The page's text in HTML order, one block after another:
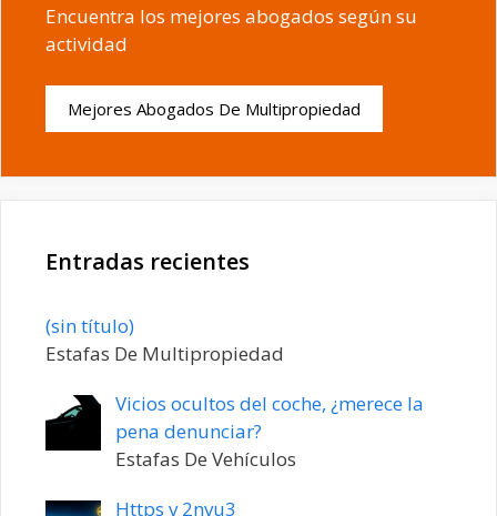
Encuentra los mejores abogados según su
actividad
Mejores Abogados De Multipropiedad
Entradas recientes
(sin título)Entrada
20198
Estafas De Multipropiedad
Vicios ocultos del coche, ¿merece la
pena denunciar?
Estafas De Vehículos
Https v 2nvu3